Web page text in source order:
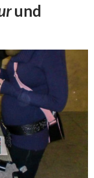
und